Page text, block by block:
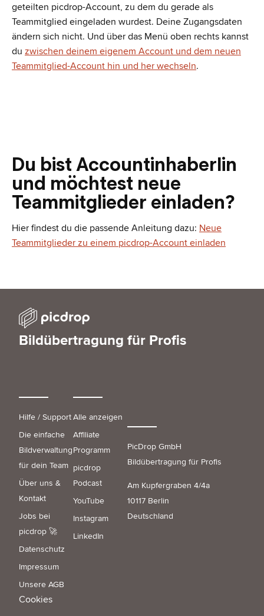
geteilten picdrop-Account, zu dem du gerade als
Teammitglied eingeladen wurdest. Deine Zugangsdaten
ändern sich nicht. Und über das Menü oben rechts kannst
du zwischen deinem eigenem Account und dem neuen
Teammitglied-Account hin und her wechseln.
Du bist AccountinhaberIin
und möchtest neue
Teammitglieder einladen?
Hier findest du die passende Anleitung dazu: Neue
Teammitglieder zu einem picdrop-Account einladen
Bildübertragung für Profis
PicDrop GmbH
Bildübertragung für Profis
Am Kupfergraben 4/4a
10117 Berlin
Deutschland
Hilfe / Support
Die einfache
Bildverwaltung
für dein Team
Über uns &
Kontakt
Jobs bei
picdrop 🚀
Datenschutz
Impressum
Unsere AGB
Cookies
Alle anzeigen
Affiliate
Programm
picdrop
Podcast
YouTube
Instagram
LinkedIn